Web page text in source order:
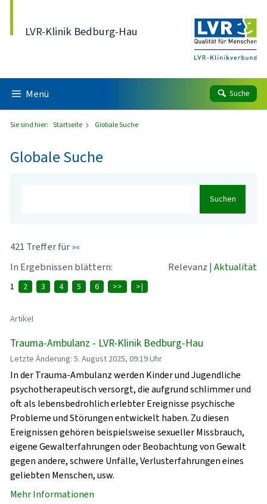
LVR-Klinik Bedburg-Hau
Menü Suche
Sie sind hier: Startseite Globale Suche
Globale Suche
Suchen
421 Treffer für »«
In Ergebnissen blättern:
Relevanz | Aktualität
1 2 3 4 5 6 >> >|
Artikel
Trauma-Ambulanz - LVR-Klinik Bedburg-Hau
Letzte Änderung: 5. August 2025, 09:19 Uhr
In der Trauma-Ambulanz werden Kinder und Jugendliche
psychotherapeutisch versorgt, die aufgrund schlimmer und
oft als lebensbedrohlich erlebter Ereignisse psychische
Probleme und Störungen entwickelt haben. Zu diesen
Ereignissen gehören beispielsweise sexueller Missbrauch,
eigene Gewalterfahrungen oder Beobachtung von Gewalt
gegen andere, schwere Unfälle, Verlusterfahrungen eines
geliebten Menschen, usw.
Mehr Informationen